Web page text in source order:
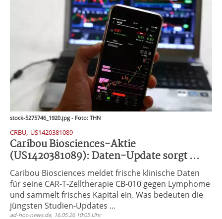
stock-5275746_1920.jpg - Foto: THN
CRBU, US1420381089
Caribou Biosciences-Aktie
(US1420381089): Daten-Update sorgt ...
Caribou Biosciences meldet frische klinische Daten
für seine CAR-T-Zelltherapie CB-010 gegen Lymphome
und sammelt frisches Kapital ein. Was bedeuten die
jüngsten Studien-Updates ...
ad-hoc-news.de, 16.05.26 10:05 Uhr